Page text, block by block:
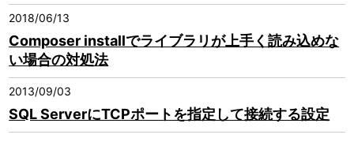
2018/06/13
Composer installでライブラリが上手く読み込めな
い場合の対処法
2013/09/03
SQL ServerにTCPポートを指定して接続する設定